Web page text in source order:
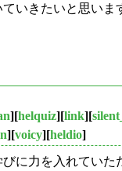
いきたいと思いま
][helquiz][link][
][voicy][heldio]
力を入れていた